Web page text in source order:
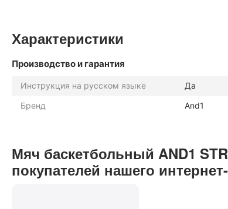
Характеристики
Производство и гарантия
Инструкция на русском языке
Да
Бренд
And1
Мяч баскетбольный AND1
покупателей нашего